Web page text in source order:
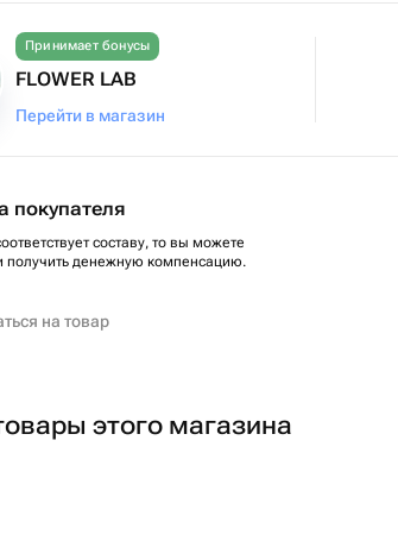
Принимает бонусы
FLOWER LAB
Перейти в магазин
покупателя
составу, то вы можете
получить денежную компенсацию.
на товар
этого магазина